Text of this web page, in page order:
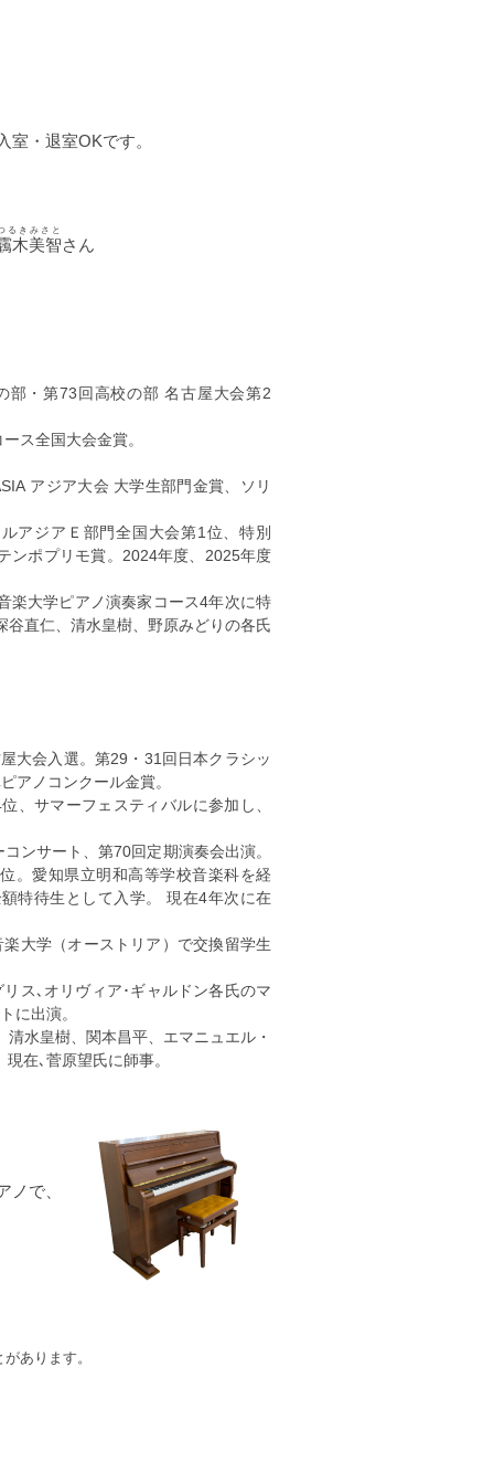
・退室OKです。
木
るき
美智
みさと
さん
部・第73回高校の部 名古屋大会第2
ス全国大会金賞。
アジア大会 大学生部門金賞、ソリ
アジアＥ部門全国大会第1位、特別
ンポプリモ賞。2024年度、2025年度
楽大学ピアノ演奏家コース4年次に特
直仁、清水皇樹、野原みどりの各氏
大会入選。第29・31回日本クラシッ
アノコンクール金賞。
、サマーフェスティバルに参加し、
ンサート、第70回定期演奏会出演。
。愛知県立明和高等学校音楽科を経
特待生として入学。 現在4年次に在
大学（オーストリア）で交換留学生
ス､オリヴィア･ギャルドン各氏のマ
に出演。
水皇樹、関本昌平、エマニュエル・
在､菅原望氏に師事。
で、
あります。